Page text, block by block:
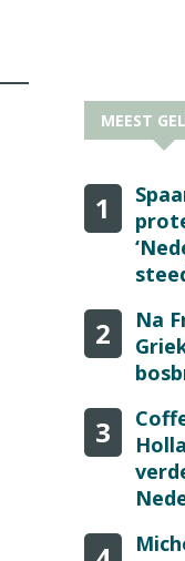
MEEST
1
2
Na
3